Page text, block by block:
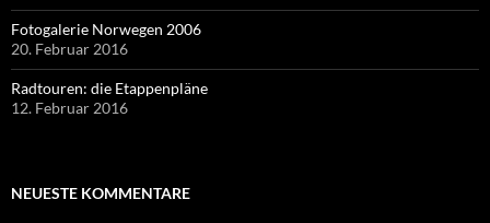
Fotogalerie Norwegen 2006
20. Februar 2016
Radtouren: die Etappenpläne
12. Februar 2016
NEUESTE KOMMENTARE